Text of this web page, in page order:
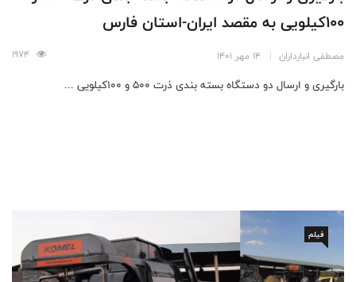
100کیلویی به مقصد ایران-استان فارس
مصطفی انبارداران 14 مهر 1401
بارگیری و ارسال دو دستگاه بسته بندی ذرت 500 و 100کیلویی ...
فیلم